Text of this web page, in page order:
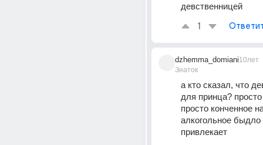
девственницей
1
dzhemma_domiani
Знаток
10лет
а кто сказал, что
для принца?
просто конченное
алкогольное быдло
привлекает